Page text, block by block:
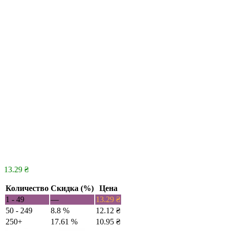
13.29 ₴
Количество Скидка (%)
Цена
1 - 49
— 13.29 ₴
50 - 249
8.8 % 12.12 ₴
250+
17.61 % 10.95 ₴